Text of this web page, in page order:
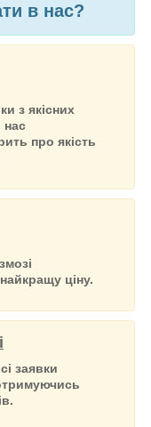
в нас?
з якісних
нас
про якість
ціну.
заявки